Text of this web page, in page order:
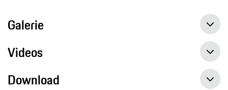
Galerie
Videos
Download